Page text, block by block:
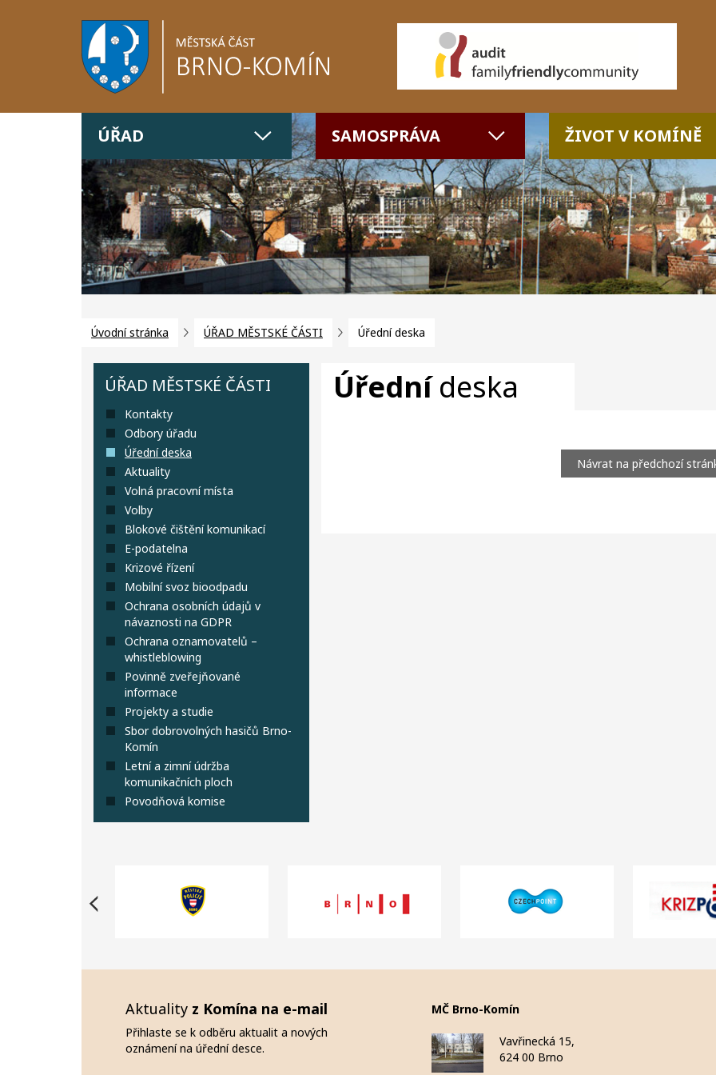
ÚŘAD SAMOSPRÁVA ŽIVOT V KOMÍNĚ
Úvodní stránka ÚŘAD MĚSTSKÉ ČÁSTI Úřední deska
Úřednídeska
Návrat na předchozí
ÚŘAD MĚSTSKÉ ČÁSTI
Kontakty
Odbory úřadu
Úřední deska
Aktuality
Volná pracovní místa
Volby
Blokové čištění komunikací
E-podatelna
Krizové řízení
Mobilní svoz bioodpadu
Ochrana osobních údajů v
návaznosti na GDPR
Ochrana oznamovatelů –
whistleblowing
Povinně zveřejňované
informace
Projekty a studie
Sbor dobrovolných hasičů Brno-
Komín
Letní a zimní údržba
komunikačních ploch
Povodňová komise
Aktuality z Komína na e-mail
Přihlaste se k odběru aktualit a nových
oznámení na úřední desce.
MČ Brno-Komín
Vavřinecká 15,
624 00 Brno